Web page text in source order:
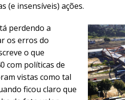
(e insensíveis) ações.
perdendo a
os erros do
o que
com políticas de
vistas como tal
ficou claro que